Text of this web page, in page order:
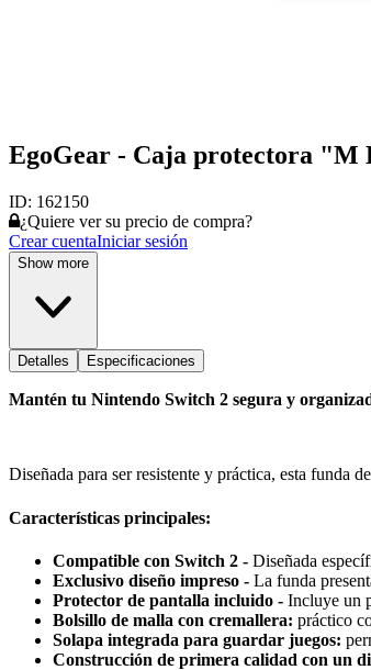
EgoGear - Caja protectora "M
ID: 162150
¿Quiere ver su precio de compra?
Crear cuentaIniciar sesión
Show more
Detalles Especificaciones
Mantén tu Nintendo Switch 2 segura y
Diseñada para ser resistente y práctica, esta funda
Características principales:
Compatible con Switch 2 - Diseñada
Exclusivo diseño impreso - La funda
Protector de pantalla incluido - Incluye un
Bolsillo de malla con cremallera: práctico
Solapa integrada para guardar juegos:
Construcción de primera calidad con un